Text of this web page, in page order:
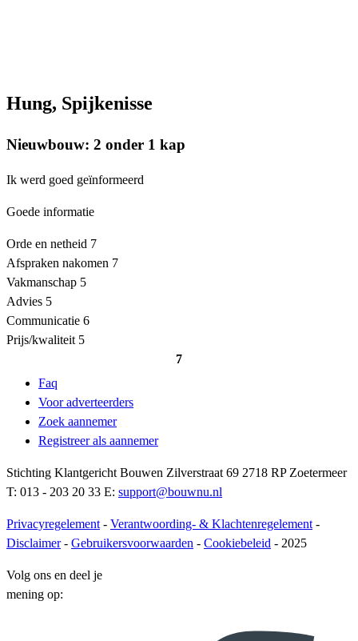
Hung, Spijkenisse
Nieuwbouw: 2 onder 1 kap
Ik werd goed geïnformeerd
Goede informatie
Orde en netheid 7
Afspraken nakomen 7
Vakmanschap 5
Advies 5
Communicatie 6
Prijs/kwaliteit 5
7
Faq
Voor adverteerders
Zoek aannemer
Registreer als aannemer
Stichting Klantgericht Bouwen Zilverstraat 69 2718 RP Zoetermeer
T: 013 - 203 20 33 E: support@bouwnu.nl
Privacyregelement - Verantwoording- & Klachtenregelement -
Disclaimer- Gebruikersvoorwaarden - Cookiebeleid - 2025
Volg ons en deel je
mening op: